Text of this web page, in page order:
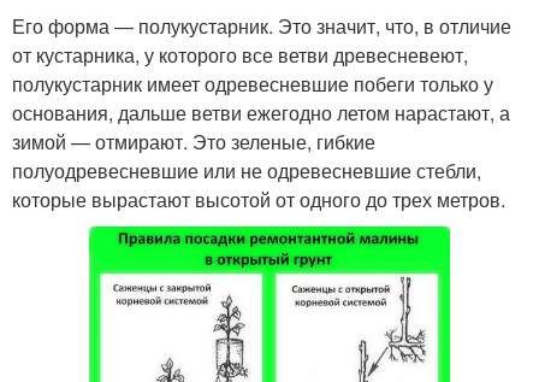
Его форма — полукустарник. Это значит, что, в отличие
от кустарника, у которого все ветви древесневеют,
полукустарник имеет одревесневшие побеги только у
основания, дальше ветви ежегодно летом нарастают, а
зимой — отмирают. Это зеленые, гибкие
полуодревесневшие или не одревесневшие стебли,
которые вырастают высотой от одного до трех метров.